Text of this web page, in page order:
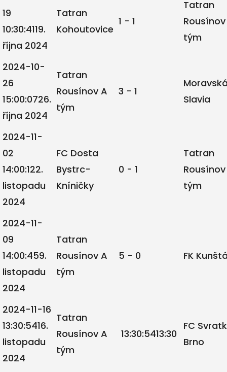
19
10:30:4119.
října 2024
Tatran
Kohoutovice
1 - 1
Tatran
tým
2024-10-
26
15:00:0726.
října 2024
Tatran
Rousínov A
tým
3 - 1
Slavia
2024-11-
02
14:00:122.
listopadu
2024
FC Dosta
Bystrc-
Kníničky
0 - 1
Tatran
tým
2024-11-
09
14:00:459.
listopadu
2024
Tatran
Rousínov A
tým
5 - 0 FK
2024-11-16
13:30:5416.
listopadu
2024
Tatran
Rousínov A
tým
13:30:5413:30
FC
Brno